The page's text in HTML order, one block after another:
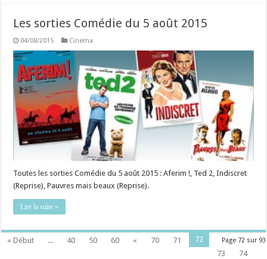
Les sorties Comédie du 5 août 2015
04/08/2015 Cinéma
Toutes les sorties Comédie du 5 août 2015 : Aferim !, Ted 2, Indiscret
(Reprise), Pauvres mais beaux (Reprise).
Lire la suite »
Page 72 sur 93
« Début ... 40 50 60 « 70 71
72
73
74